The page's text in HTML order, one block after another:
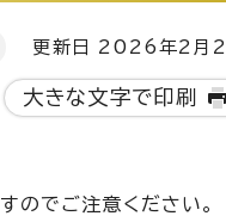
更新日 2026年2月2
大きな文字で印刷
のでご注意ください。